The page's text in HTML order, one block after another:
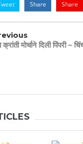
Share Share
क्रांती मोर्चाने दिली पिंपरी –